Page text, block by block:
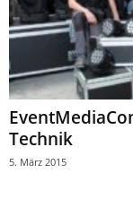
Technik
5. März 2015